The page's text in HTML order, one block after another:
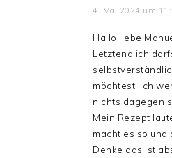
4. Mai 2024 um
Hallo liebe
Letztendlich
möchtest! Ich
nichts dagegen
Mein Rezept
macht es so und
Denke das ist